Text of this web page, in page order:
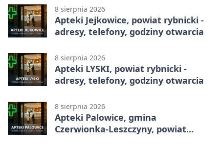
8 sierpnia 2026
Apteki Jejkowice, powiat rybnicki -
adresy, telefony, godziny otwarcia
8 sierpnia 2026
Apteki LYSKI, powiat rybnicki -
adresy, telefony, godziny otwarcia
8 sierpnia 2026
Apteki Palowice, gmina
Czerwionka-Leszczyny, powiat